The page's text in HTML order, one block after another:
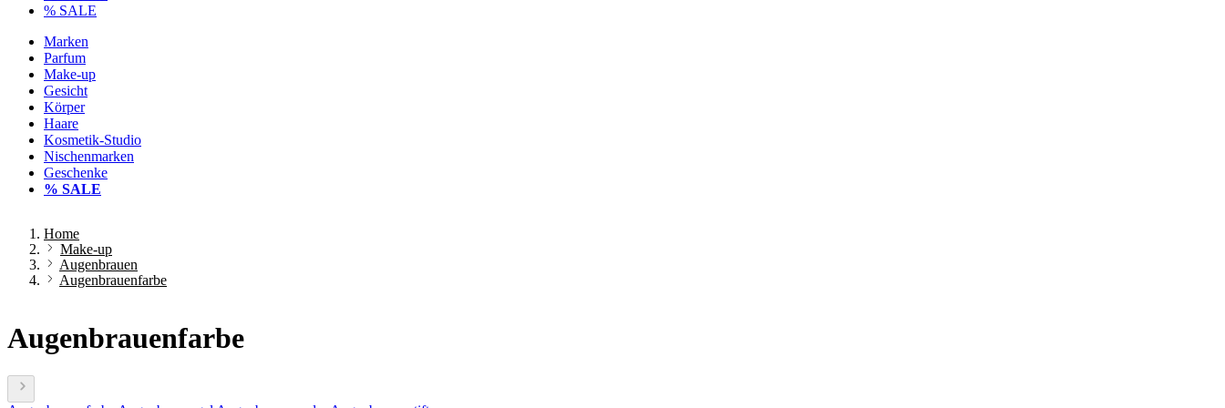
% SALE
Marken
Parfum
Make-up
Gesicht
Körper
Haare
Kosmetik-Studio
Nischenmarken
Geschenke
% SALE
Home
Make-up
Augenbrauen
Augenbrauenfarbe
Augenbrauenfarbe